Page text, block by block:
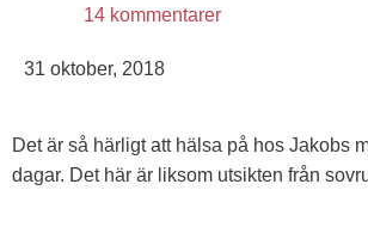
14 kommentarer
31 oktober, 2018
Det är så härligt att hälsa på hos Jakobs
dagar. Det här är liksom utsikten från